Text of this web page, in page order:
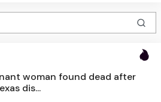
woman found dead after
dis...